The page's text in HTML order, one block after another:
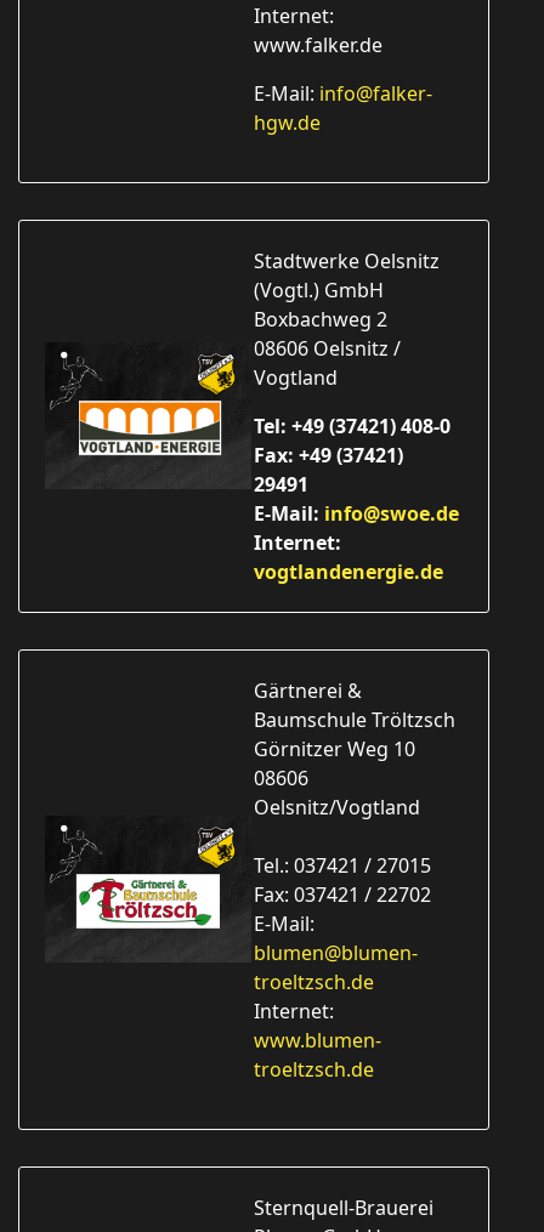
Internet:
www.falker.de
E-Mail: info@falker-
hgw.de
Stadtwerke Oelsnitz
(Vogtl.) GmbH
Boxbachweg 2
08606 Oelsnitz /
Vogtland
Tel: +49 (37421) 408-0
Fax: +49 (37421)
29491
E-Mail: info@swoe.de
Internet:
vogtlandenergie.de
Gärtnerei &
Baumschule Tröltzsch
Görnitzer Weg 10
08606
Oelsnitz/Vogtland
Tel.: 037421 / 27015
Fax: 037421 / 22702
E-Mail:
blumen@blumen-
troeltzsch.de
Internet:
www.blumen-
troeltzsch.de
Sternquell-Brauerei